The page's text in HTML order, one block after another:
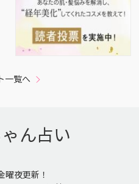
一覧へ
ん占い
曜夜更新！